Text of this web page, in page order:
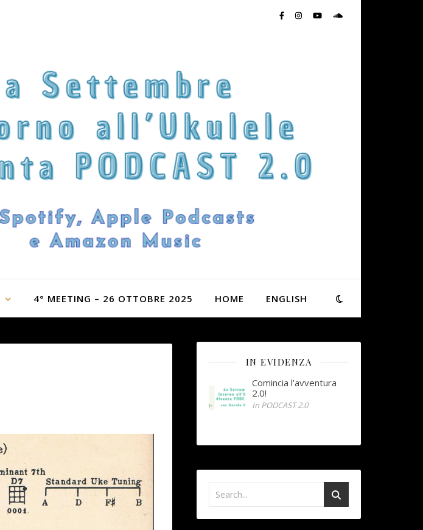
4° MEETING – 26 OTTOBRE 2025 HOME ENGLISH
IN EVIDENZA
Comincia l’avventura
2.0!
In PODCAST 2.0